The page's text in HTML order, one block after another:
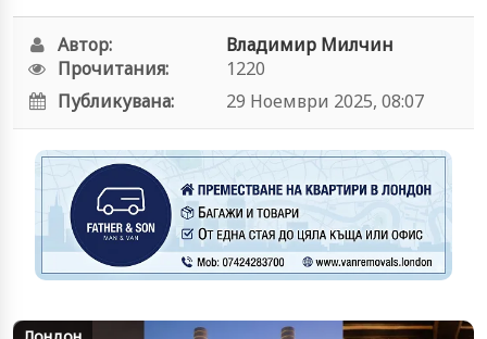
Автор:
Владимир Милчин
Прочитания:
1220
Публикувана:
29 Ноември 2025, 08:07